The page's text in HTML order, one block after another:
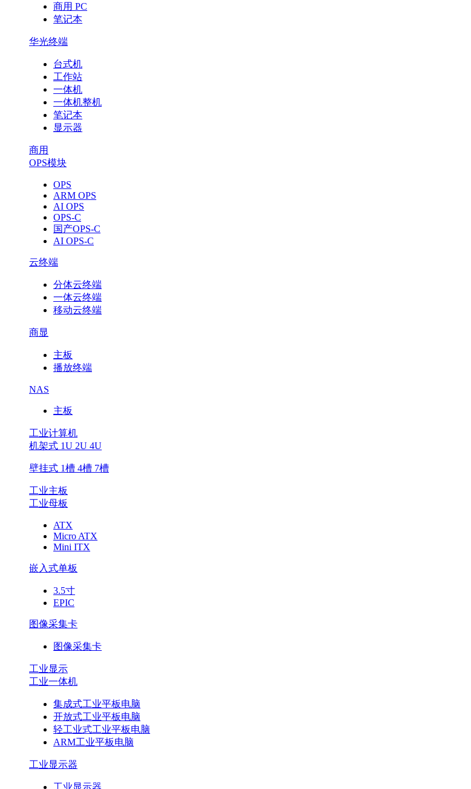
商用 PC
笔记本
华光终端
台式机
工作站
一体机
一体机整机
笔记本
显示器
商用
OPS模块
OPS
ARM OPS
AI OPS
OPS-C
国产OPS-C
AI OPS-C
云终端
分体云终端
一体云终端
移动云终端
商显
主板
播放终端
NAS
主板
工业计算机
机架式 1U 2U 4U
壁挂式 1槽 4槽 7槽
工业主板
工业母板
ATX
Micro ATX
Mini ITX
嵌入式单板
3.5寸
EPIC
图像采集卡
图像采集卡
工业显示
工业一体机
集成式工业平板电脑
开放式工业平板电脑
轻工业式工业平板电脑
ARM工业平板电脑
工业显示器
工业显示器